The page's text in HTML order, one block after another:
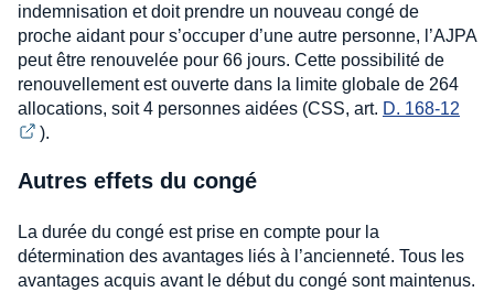
indemnisation et doit prendre un nouveau congé de
proche aidant pour s’occuper d’une autre personne, l’AJPA
peut être renouvelée pour 66 jours. Cette possibilité de
renouvellement est ouverte dans la limite globale de 264
allocations, soit 4 personnes aidées (CSS, art. D. 168-12
).
Autres effets du congé
La durée du congé est prise en compte pour la
détermination des avantages liés à l’ancienneté. Tous les
avantages acquis avant le début du congé sont maintenus.